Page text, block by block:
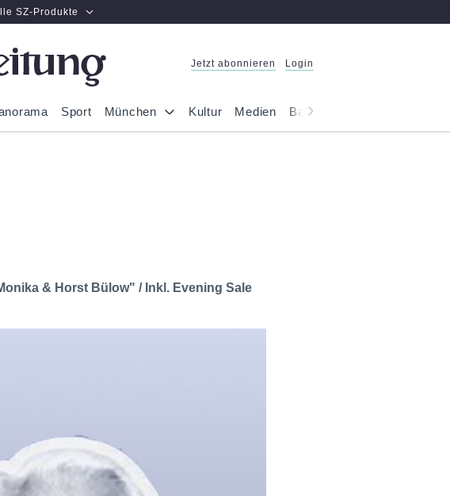
SZ-Produkte
Jetzt abonnieren Login
Sport München Kultur Medien Bayern
& Horst Bülow" / Inkl. Evening Sale